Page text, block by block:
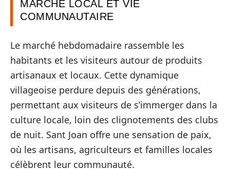
MARCHÉ LOCAL ET VIE
COMMUNAUTAIRE
Le marché hebdomadaire rassemble les
habitants et les visiteurs autour de produits
artisanaux et locaux. Cette dynamique
villageoise perdure depuis des générations,
permettant aux visiteurs de s’immerger dans la
culture locale, loin des clignotements des clubs
de nuit. Sant Joan offre une sensation de paix,
où les artisans, agriculteurs et familles locales
célèbrent leur communauté.